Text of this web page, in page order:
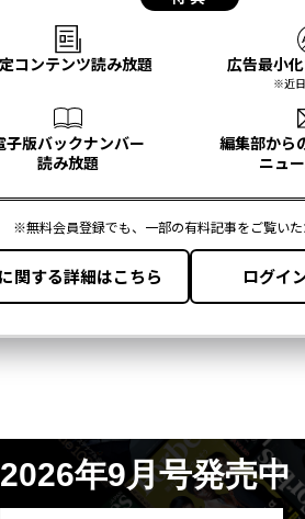
2026年9月号発売中